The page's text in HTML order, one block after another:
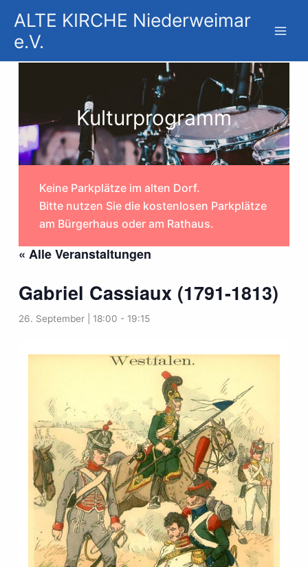
Inhalt
springen
ALTE KIRCHE Niederweimar
e.V.
Kulturprogramm
Keine Parkplätze im alten Dorf.
Bitte nutzen Sie die kostenlosen Parkplätze
am Bürgerhaus oder am Rathaus.
« Alle Veranstaltungen
Gabriel Cassiaux (1791-1813)
26. September | 18:00 - 19:15